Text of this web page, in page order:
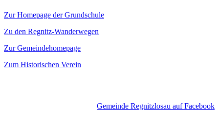
Zur Homepage der Grundschule
Zu den Regnitz-Wanderwegen
Zur Gemeindehomepage
Zum Historischen Verein
Gemeinde Regnitzlosau auf Facebook